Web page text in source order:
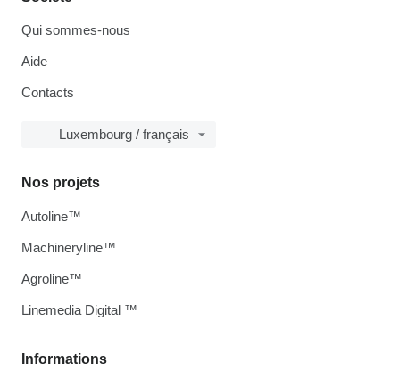
Qui sommes-nous
Aide
Contacts
Luxembourg / français
Informations
Nos projets
Autoline™
Machineryline™
Agroline™
Linemedia Digital ™